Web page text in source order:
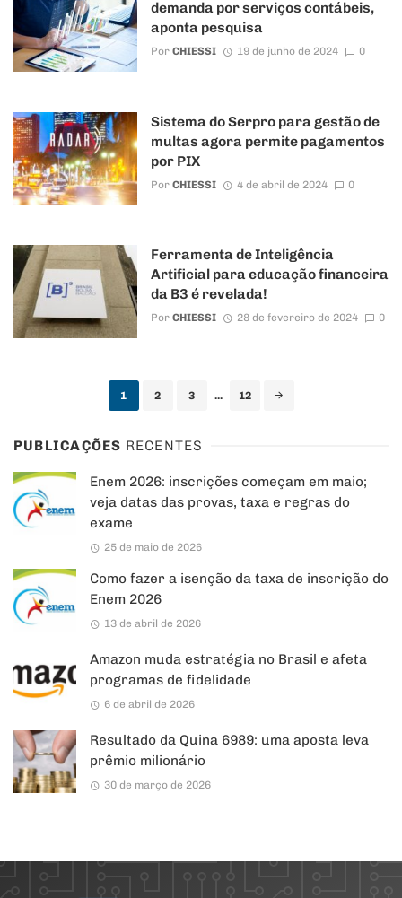
demanda por serviços contábeis,
aponta pesquisa
Por CHIESSI 19 de junho de 2024 0
Sistema do Serpro para gestão de
multas agora permite pagamentos
por PIX
Por CHIESSI 4 de abril de 2024 0
Ferramenta de Inteligência
Artificial para educação financeira
da B3 é revelada!
Por CHIESSI 28 de fevereiro de 2024 0
1 2 3 ... 12
PUBLICAÇÕES RECENTES
Enem 2026: inscrições começam em maio;
veja datas das provas, taxa e regras do
exame
25 de maio de 2026
Como fazer a isenção da taxa de inscrição do
Enem 2026
13 de abril de 2026
Amazon muda estratégia no Brasil e afeta
programas de fidelidade
6 de abril de 2026
Resultado da Quina 6989: uma aposta leva
prêmio milionário
30 de março de 2026